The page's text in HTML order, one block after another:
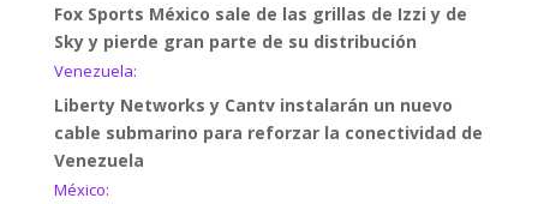
Fox Sports México sale de las grillas de Izzi y de
Sky y pierde gran parte de su distribución
Venezuela:
Liberty Networks y Cantv instalarán un nuevo
cable submarino para reforzar la conectividad de
Venezuela
México: